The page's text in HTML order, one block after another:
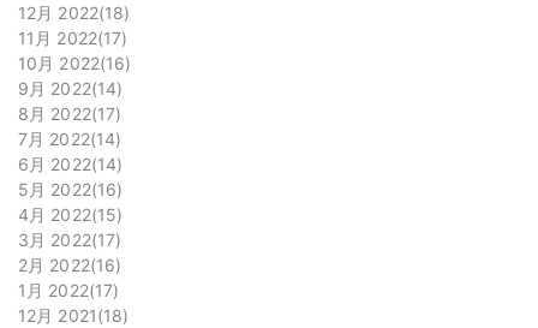
12月 2022 18
11月 2022 17
10月 2022 16
9月 2022 14
8月 2022 17
7月 2022 14
6月 2022 14
5月 2022 16
4月 2022 15
3月 2022 17
2月 2022 16
1月 2022 17
12月 2021 18